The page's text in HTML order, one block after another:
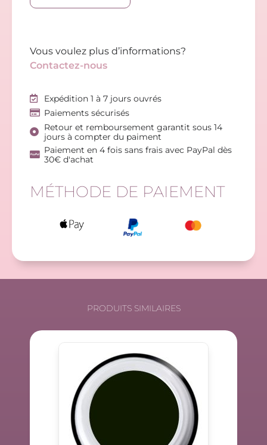
Vous voulez plus d’informations?
Contactez-nous
Expédition 1 à 7 jours ouvrés
Paiements sécurisés
Retour et remboursement garantit sous 14
jours à compter du paiment
Paiement en 4 fois sans frais avec PayPal dès
30€ d'achat
MÉTHODE DE PAIEMENT
PRODUITS SIMILAIRES